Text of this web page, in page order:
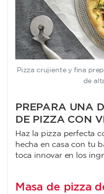
Pizza crujiente y fina
de
PREPARA UNA
DE PIZZA CON
Haz la pizza perfecta
hecha en casa con tu
toca innovar en los
Masa de pizza